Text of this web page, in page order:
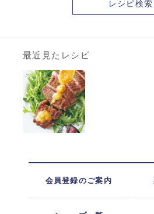
レシピ検索
最近見たレシピ
会員登録のご案内